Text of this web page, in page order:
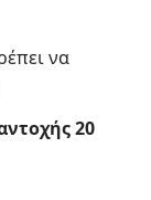
να
20